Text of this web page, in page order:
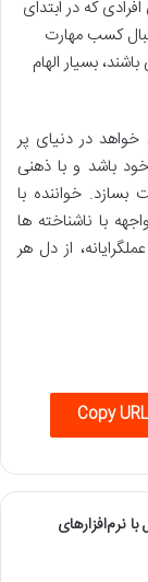
که در ابتدای
کسب مهارت
بسیار الهام
در دنیای پر
باشد و با ذهنی
خواننده با
با ناشناخته ها
از دل هر
Copy URL
نرم‌افزارهای